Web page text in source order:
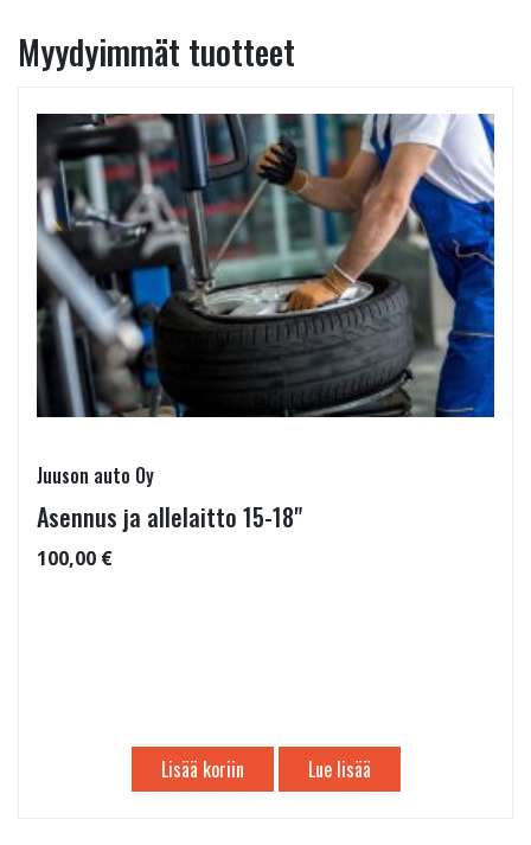
Myydyimmät tuotteet
Juuson auto Oy
Asennus ja allelaitto 15-18"
100,00 €
Lisää koriin Lue lisää